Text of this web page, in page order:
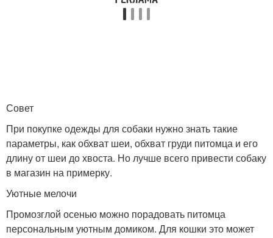
Совет
При покупке одежды для собаки нужно знать такие
параметры, как обхват шеи, обхват груди питомца и его
длину от шеи до хвоста. Но лучше всего привести собаку
в магазин на примерку.
Уютные мелочи
Промозглой осенью можно порадовать питомца
персональным уютным домиком. Для кошки это может